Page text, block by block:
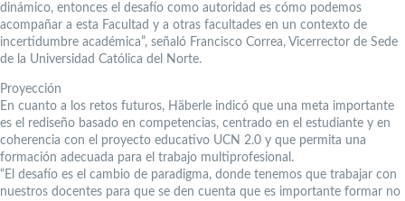
dinámico, entonces el desafío como autoridad es cómo podemos
acompañar a esta Facultad y a otras facultades en un contexto de
incertidumbre académica”, señaló Francisco Correa, Vicerrector de Sede
de la Universidad Católica del Norte.
Proyección
En cuanto a los retos futuros, Häberle indicó que una meta importante
es el rediseño basado en competencias, centrado en el estudiante y en
coherencia con el proyecto educativo UCN 2.0 y que permita una
formación adecuada para el trabajo multiprofesional.
“El desafío es el cambio de paradigma, donde tenemos que trabajar con
nuestros docentes para que se den cuenta que es importante formar no